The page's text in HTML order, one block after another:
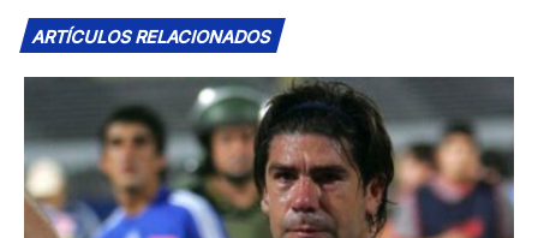
ARTÍCULOS RELACIONADOS